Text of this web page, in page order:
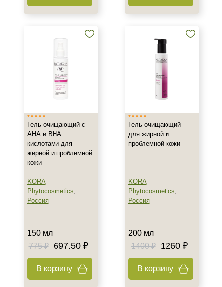
Профессиональная
Комбинированная
Любой возраст
Любой возраст (от 18 лет)
После 20
Восстановление
Показать еще
Гель очищающий с
АНА и ВНА
кислотами для
жирной и проблемной
кожи
KORA
Phytocosmetics,
Россия
150 мл
775 ₽
697.50 ₽
В корзину
Гель очищающий
для жирной и
проблемной кожи
KORA
Phytocosmetics,
Россия
200 мл
1400 ₽
1260 ₽
В корзину